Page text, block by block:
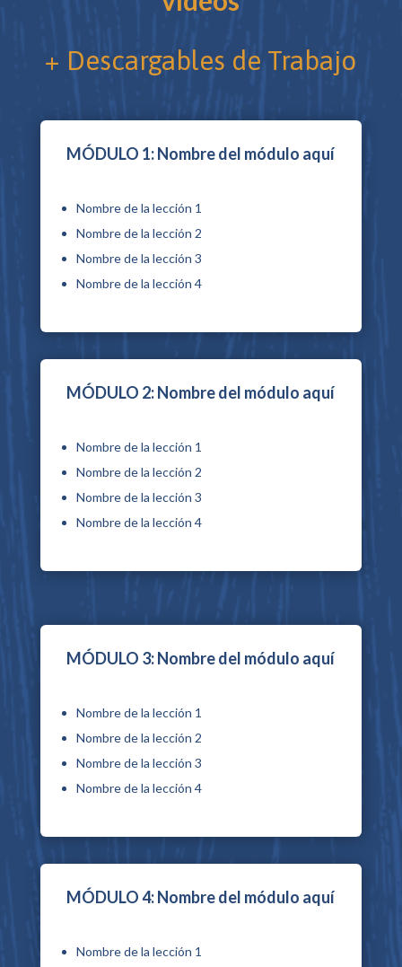
+ Soporte personalizado
MÓDULO 1: Nombre del módulo aquí
Nombre de la lección 1
Nombre de la lección 2
Nombre de la lección 3
Nombre de la lección 4
MÓDULO 2: Nombre del módulo aquí
Nombre de la lección 1
Nombre de la lección 2
Nombre de la lección 3
Nombre de la lección 4
MÓDULO 3: Nombre del módulo aquí
Nombre de la lección 1
Nombre de la lección 2
Nombre de la lección 3
Nombre de la lección 4
MÓDULO 4: Nombre del módulo aquí
Nombre de la lección 1